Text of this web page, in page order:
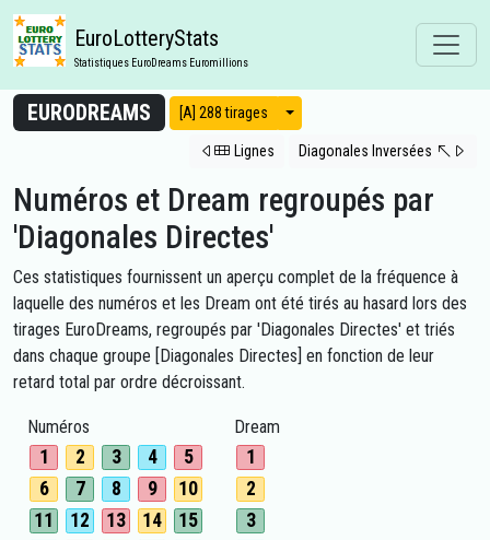
EuroLotteryStats
Statistiques EuroDreams Euromillions
EURODREAMS [A] 288 tirages Modes d'affichage
Lignes Diagonales Inversées
Numéros et Dream regroupés par
'Diagonales Directes'
Ces statistiques fournissent un aperçu complet de la fréquence à
laquelle des numéros et les Dream ont été tirés au hasard lors des
tirages EuroDreams, regroupés par 'Diagonales Directes' et triés
dans chaque groupe [Diagonales Directes] en fonction de leur
retard total par ordre décroissant.
Numéros
1 2 3 4
5
6
7 8 9
10
11
12 13 14
15
Dream
1
2
3